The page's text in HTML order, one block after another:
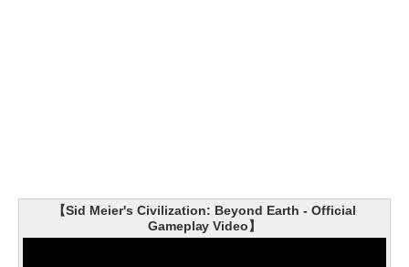
【Sid Meier's Civilization: Beyond Earth - Official
Gameplay Video】